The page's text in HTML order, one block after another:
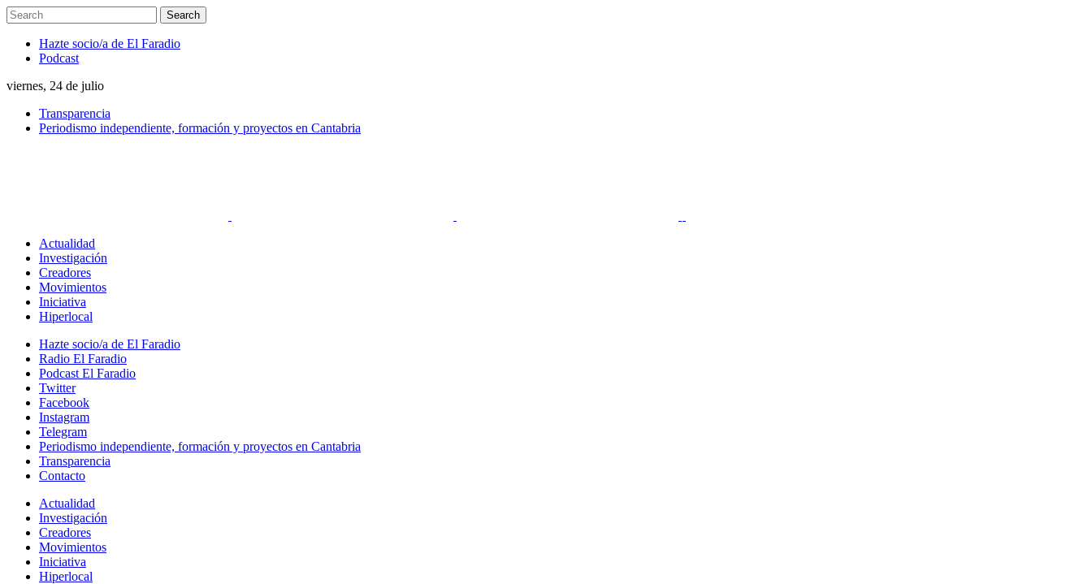
Hazte socio/a de El Faradio
Podcast
viernes, 24 de julio
Transparencia
Periodismo independiente, formación y proyectos en Cantabria
Actualidad
Investigación
Creadores
Movimientos
Iniciativa
Hiperlocal
Hazte socio/a de El Faradio
Radio El Faradio
Podcast El Faradio
Twitter
Facebook
Instagram
Telegram
Periodismo independiente, formación y proyectos en Cantabria
Transparencia
Contacto
Actualidad
Investigación
Creadores
Movimientos
Iniciativa
Hiperlocal